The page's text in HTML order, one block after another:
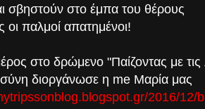
σβηστούν στο έμπα του θέρους
οι παλμοί απατημένοι!
στο δρώμενο "Παίζοντας με τις
διοργάνωσε η me Μαρία μας
2016/12/